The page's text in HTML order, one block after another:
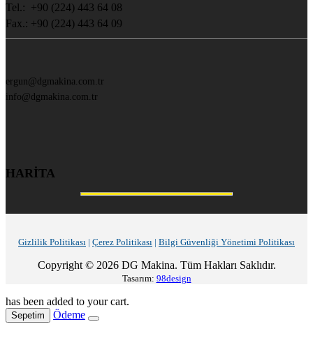
Tel.: +90 (224) 443 64 08
Fax.: +90 (224) 443 64 09
ergun@dgmakina.com.tr
info@dgmakina.com.tr
HARİTA
Gizlilik Politikası | Çerez Politikası | Bilgi Güvenliği Yönetimi Politikası
Copyright © 2026 DG Makina. Tüm Hakları Saklıdır.
Tasarım: 98design
has been added to your cart.
Sepetim Ödeme